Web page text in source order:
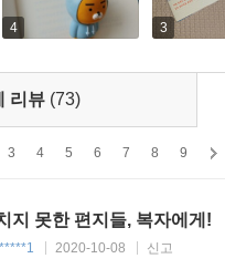
사건, 판사 블랙리스트 파
겠다는 듯 냉철한 시선으로
정을 놓지 않았던 김금희
을 남기는 ‘엘리사벳’이 그 인
장님이랑 의논해서 재판
이 있겠고 어디 단체에서
법은 칼이 아니라 저울 아니
4 3
리뷰 (73)
3 4 5 6 7 8 9
지 못한 편지들, 복자에게!
2020-10-08 신고